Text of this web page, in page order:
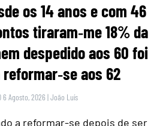
os 14 anos e com 46
tiraram‑me 18% da
despedido aos 60 foi
aos 62
6 Agosto, 2026 |João Luís
a reformar-se depois de ser